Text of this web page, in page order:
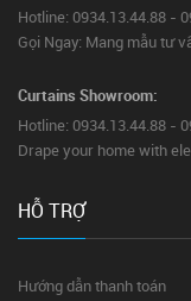
Hotline: 0934.13.44.88 -
Gọi Ngay: Mang mẫu tư
Curtains Showroom:
Hotline: 0934.13.44.88 -
Drape your home with
HỖ TRỢ
Hướng dẫn thanh toán